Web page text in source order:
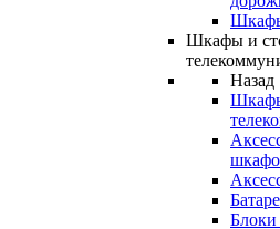
Шкафы и
Назад
Блоки